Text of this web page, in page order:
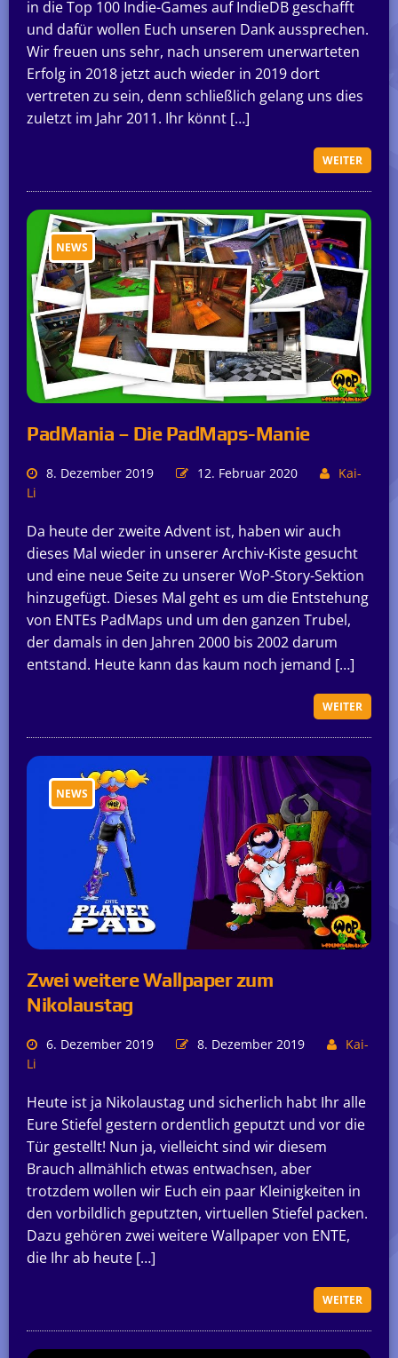
in die Top 100 Indie-Games auf IndieDB geschafft
und dafür wollen Euch unseren Dank aussprechen.
Wir freuen uns sehr, nach unserem unerwarteten
Erfolg in 2018 jetzt auch wieder in 2019 dort
vertreten zu sein, denn schließlich gelang uns dies
zuletzt im Jahr 2011. Ihr könnt […]
WEITER
NEWS
PadMania – Die PadMaps-Manie
8. Dezember 2019 12. Februar 2020
Kai-
Li
Da heute der zweite Advent ist, haben wir auch
dieses Mal wieder in unserer Archiv-Kiste gesucht
und eine neue Seite zu unserer WoP-Story-Sektion
hinzugefügt. Dieses Mal geht es um die Entstehung
von ENTEs PadMaps und um den ganzen Trubel,
der damals in den Jahren 2000 bis 2002 darum
entstand. Heute kann das kaum noch jemand […]
WEITER
NEWS
Zwei weitere Wallpaper zum
Nikolaustag
6. Dezember 2019 8. Dezember 2019
Kai-
Li
Heute ist ja Nikolaustag und sicherlich habt Ihr alle
Eure Stiefel gestern ordentlich geputzt und vor die
Tür gestellt! Nun ja, vielleicht sind wir diesem
Brauch allmählich etwas entwachsen, aber
trotzdem wollen wir Euch ein paar Kleinigkeiten in
den vorbildlich geputzten, virtuellen Stiefel packen.
Dazu gehören zwei weitere Wallpaper von ENTE,
die Ihr ab heute […]
WEITER